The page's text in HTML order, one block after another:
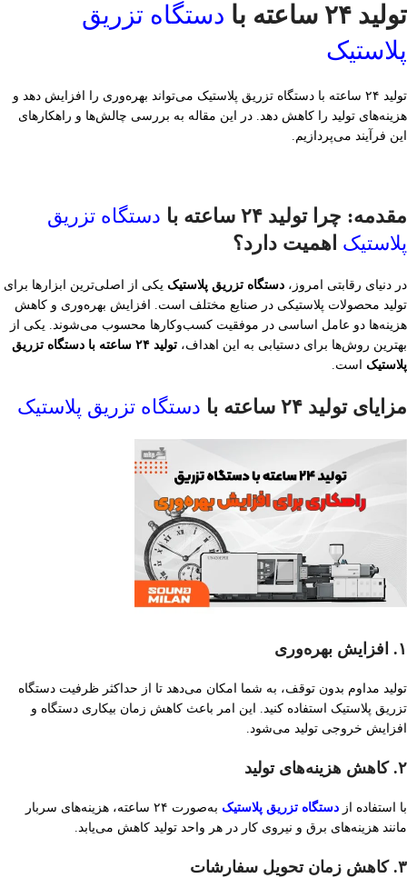
تولید ۲۴ ساعته با
دستگاه تزریق
پلاستیک
تولید ۲۴ ساعته با دستگاه تزریق پلاستیک می‌تواند بهره‌وری را افزایش دهد و
هزینه‌های تولید را کاهش دهد. در این مقاله به بررسی چالش‌ها و راهکارهای
این فرآیند می‌پردازیم.
مقدمه: چرا تولید ۲۴ ساعته با
دستگاه تزریق
پلاستیک اهمیت دارد؟
در دنیای رقابتی امروز، دستگاه تزریق پلاستیک یکی از اصلی‌ترین ابزارها برای
تولید محصولات پلاستیکی در صنایع مختلف است. افزایش بهره‌وری و کاهش
هزینه‌ها دو عامل اساسی در موفقیت کسب‌وکارها محسوب می‌شوند. یکی از
بهترین روش‌ها برای دستیابی به این اهداف،
تولید ۲۴ ساعته با دستگاه تزریق
پلاستیک است.
مزایای تولید ۲۴ ساعته با دستگاه تزریق پلاستیک
۱. افزایش بهره‌وری
تولید مداوم بدون توقف، به شما امکان می‌دهد تا از حداکثر ظرفیت دستگاه
تزریق پلاستیک استفاده کنید. این امر باعث کاهش زمان بیکاری دستگاه و
افزایش خروجی تولید می‌شود.
۲. کاهش هزینه‌های تولید
با استفاده از دستگاه تزریق پلاستیک
به‌صورت ۲۴ ساعته، هزینه‌های سربار
مانند هزینه‌های برق و نیروی کار در هر واحد تولید کاهش می‌یابد.
۳. کاهش زمان تحویل سفارشات